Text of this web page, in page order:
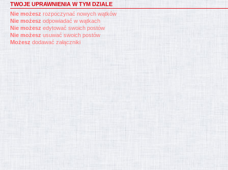
TWOJE UPRAWNIENIA W TYM DZIALE
Nie możesz rozpoczynać nowych wątków
Nie możesz odpowiadać w wątkach
Nie możesz edytować swoich postów
Nie możesz usuwać swoich postów
Możesz dodawać załączniki